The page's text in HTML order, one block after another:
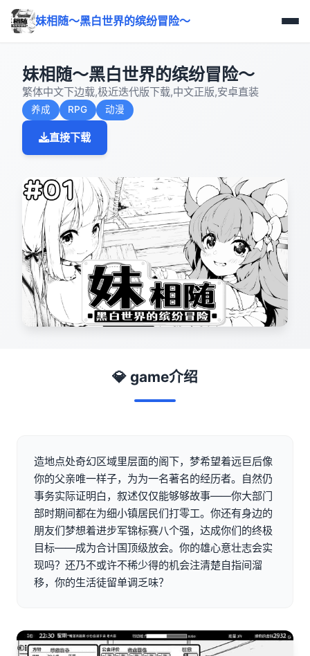
妹相随～黑白世界的缤纷冒险～
妹相随～黑白世界的缤纷冒险～
繁体中文下边载,极近迭代版下载,中文正版,安卓直装
养成 RPG 动漫
直接下载
💎 game介绍
造地点处奇幻区域里层面的阁下，梦希望着远巨后像
你的父亲唯一样子，为为一名著名的经历者。自然仍
事务实际证明白，叙述仅仅能够够故事——你大部门
部时期间都在为细小镇居民们打零工。你还有身边的
朋友们梦想着进步军锦标赛八个强，达成你们的终极
目标——成为合计国顶级放会。你的雄心意壮志会实
现吗？还乃不或许不稀少得的机会注清楚自指间溜
移，你的生活徒留单调乏味？